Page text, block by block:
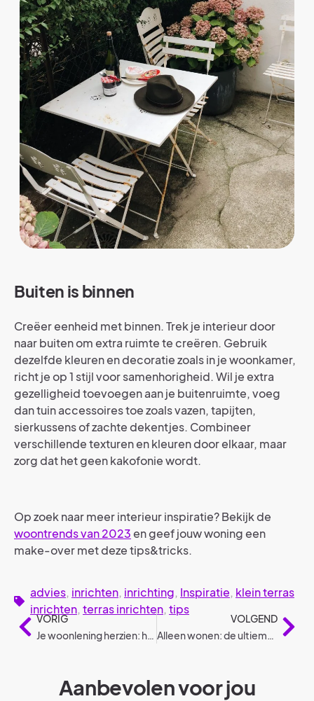
Buiten is binnen
Creëer eenheid met binnen. Trek je interieur door
naar buiten om extra ruimte te creëren. Gebruik
dezelfde kleuren en decoratie zoals in je woonkamer,
richt je op 1 stijl voor samenhorigheid. Wil je extra
gezelligheid toevoegen aan je buitenruimte, voeg
dan tuin accessoires toe zoals vazen, tapijten,
sierkussens of zachte dekentjes. Combineer
verschillende texturen en kleuren door elkaar, maar
zorg dat het geen kakofonie wordt.
Op zoek naar meer interieur inspiratie? Bekijk de
woontrends van 2023en geef jouw woning een
make-over met deze tips&tricks.
advies, inrichten, inrichting, Inspiratie, klein terras
inrichten,terras inrichten,tips
VORIG
Je woonlening herzien: hoe begin je eraan?
VOLGEND
Alleen wonen: de ultieme gids voor een succesvolle start!
Aanbevolen voor jou